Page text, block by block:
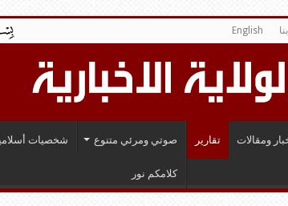
English
ومقالات تقارير صوتي ومرئي متنوع شخصيات
كلامكم نور